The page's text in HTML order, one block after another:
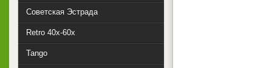
Советская Эстрада
Retro 40x-60x
Tango